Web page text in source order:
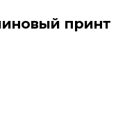
принт